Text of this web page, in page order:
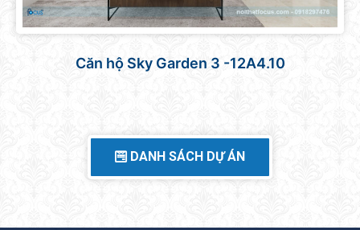
Thiết kế mẫu căn hộ Vinhomes Grand Park –
DANH SÁCH DỰ ÁN